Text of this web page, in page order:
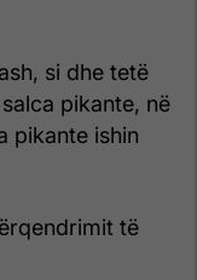
si dhe tetë
pikante, në
pikante ishin
të